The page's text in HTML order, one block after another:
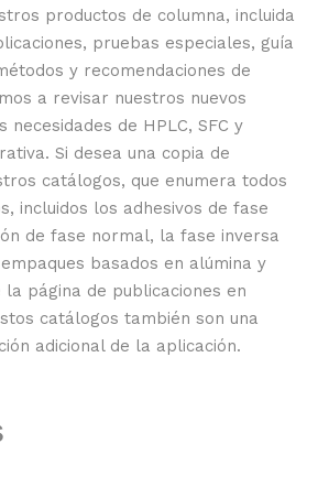
productos de columna, incluida
pruebas especiales, guía
y recomendaciones de
a revisar nuestros nuevos
necesidades de HPLC, SFC y
Si desea una copia de
catálogos, que enumera todos
incluidos los adhesivos de fase
de fase normal, la fase inversa
basados ​​en alúmina y
página de publicaciones en
catálogos también son una
adicional de la aplicación.